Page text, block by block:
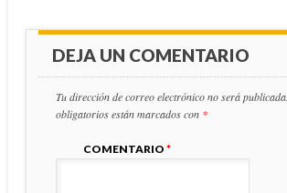
DEJA UN COMENTARIO
Tu dirección de correo electrónico no será publicada.
obligatorios están marcados con *
COMENTARIO *